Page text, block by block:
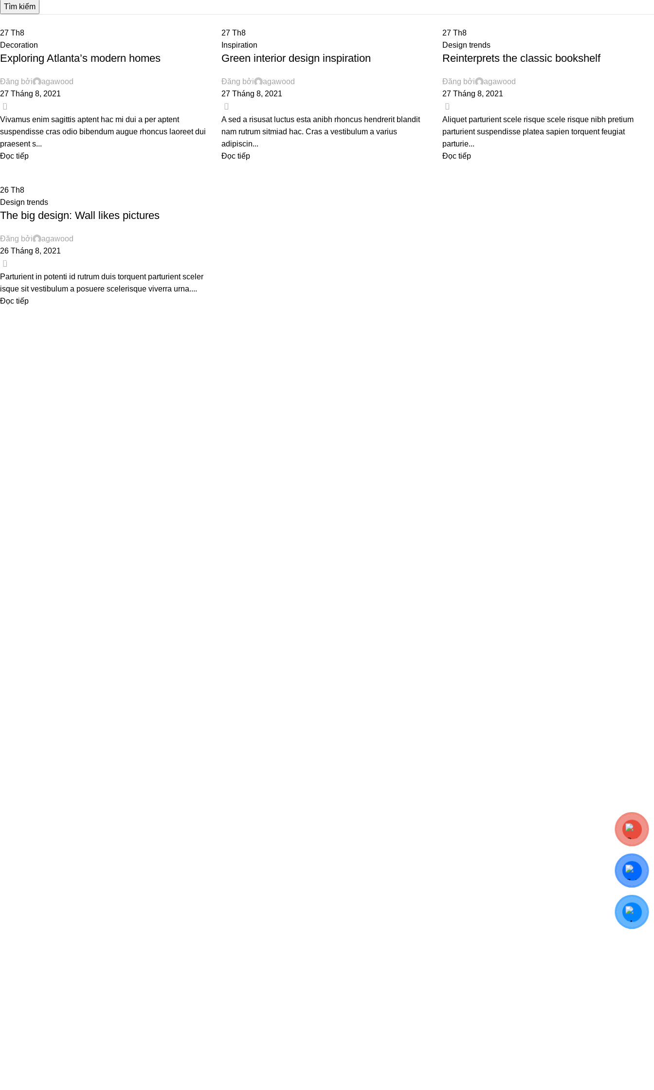
Tìm kiếm
27 Th8
Decoration
Exploring Atlanta’s modern homes
Đăng bởi
agawood
27 Tháng 8, 2021
0
Vivamus enim sagittis aptent hac mi dui a per aptent
suspendisse cras odio bibendum augue rhoncus laoreet dui
praesent s...
Đọc tiếp
27 Th8
Inspiration
Green interior design inspiration
Đăng bởi
agawood
27 Tháng 8, 2021
0
A sed a risusat luctus esta anibh rhoncus hendrerit blandit
nam rutrum sitmiad hac. Cras a vestibulum a varius
adipiscin...
Đọc tiếp
27Th8
Design trends
Reinterprets the classic bookshelf
Đăng bởi
agawood
27 Tháng 8, 2021
0
Aliquet parturient scele risque scele risque nibh pretium
parturient suspendisse platea sapien torquent feugiat
parturie...
Đọc tiếp
26 Th8
Design trends
The big design: Wall likes pictures
Đăng bởi
agawood
26 Tháng 8, 2021
0
Parturient in potenti id rutrum duis torquent parturient sceler
isque sit vestibulum a posuere scelerisque viverra urna....
Đọc tiếp